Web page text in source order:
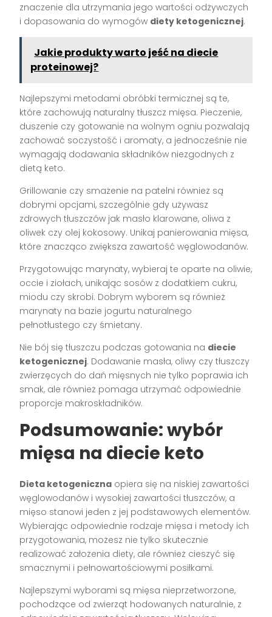
znaczenie dla utrzymania jego wartości odżywczych
i dopasowania do wymogów diety ketogenicznej.
Jakie produkty warto jeść na diecie
proteinowej?
Najlepszymi metodami obróbki termicznej są te,
które zachowują naturalny tłuszcz mięsa. Pieczenie,
duszenie czy gotowanie na wolnym ogniu pozwalają
zachować soczystość i aromaty, a jednocześnie nie
wymagają dodawania składników niezgodnych z
dietą keto.
Grillowanie czy smażenie na patelni również są
dobrymi opcjami, szczególnie gdy używasz
zdrowych tłuszczów jak masło klarowane, oliwa z
oliwek czy olej kokosowy. Unikaj panierowania mięsa,
które znacząco zwiększa zawartość węglowodanów.
Przygotowując marynaty, wybieraj te oparte na oliwie,
occie i ziołach, unikając sosów z dodatkiem cukru,
miodu czy skrobi. Dobrym wyborem są również
marynaty na bazie jogurtu naturalnego
pełnotłustego czy śmietany.
Nie bój się tłuszczu podczas gotowania na diecie
ketogenicznej. Dodawanie masła, oliwy czy tłuszczy
zwierzęcych do dań mięsnych nie tylko poprawia ich
smak, ale również pomaga utrzymać odpowiednie
proporcje makroskładników.
Podsumowanie: wybór
mięsa na diecie keto
Dieta ketogeniczna opiera się na niskiej zawartości
węglowodanów i wysokiej zawartości tłuszczów, a
mięso stanowi jeden z jej podstawowych elementów.
Wybierając odpowiednie rodzaje mięsa i metody ich
przygotowania, możesz nie tylko skutecznie
realizować założenia diety, ale również cieszyć się
smacznymi i pełnowartościowymi posiłkami.
Najlepszymi wyborami są mięsa nieprzetworzone,
pochodzące od zwierząt hodowanych naturalnie, z